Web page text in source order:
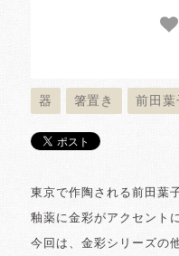
器 箸置き 前田葉
東京で作陶される前田葉
釉薬に金彩がアクセント
今回は、金彩シリーズの